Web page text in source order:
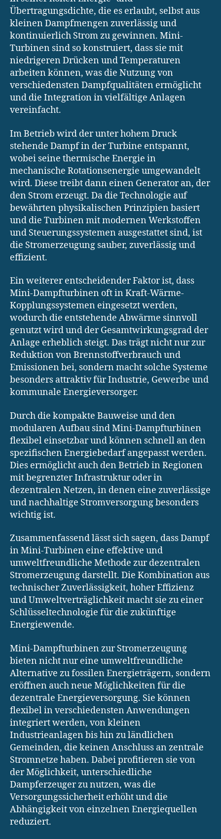
Übertragungsdichte, die es erlaubt, selbst aus
kleinen Dampfmengen zuverlässig und
kontinuierlich Strom zu gewinnen. Mini-
Turbinen sind so konstruiert, dass sie mit
niedrigeren Drücken und Temperaturen
arbeiten können, was die Nutzung von
verschiedensten Dampfqualitäten ermöglicht
und die Integration in vielfältige Anlagen
vereinfacht.
Im Betrieb wird der unter hohem Druck
stehende Dampf in der Turbine entspannt,
wobei seine thermische Energie in
mechanische Rotationsenergie umgewandelt
wird. Diese treibt dann einen Generator an, der
den Strom erzeugt. Da die Technologie auf
bewährten physikalischen Prinzipien basiert
und die Turbinen mit modernen Werkstoffen
und Steuerungssystemen ausgestattet sind, ist
die Stromerzeugung sauber, zuverlässig und
effizient.
Ein weiterer entscheidender Faktor ist, dass
Mini-Dampfturbinen oft in Kraft-Wärme-
Kopplungssystemen eingesetzt werden,
wodurch die entstehende Abwärme sinnvoll
genutzt wird und der Gesamtwirkungsgrad der
Anlage erheblich steigt. Das trägt nicht nur zur
Reduktion von Brennstoffverbrauch und
Emissionen bei, sondern macht solche Systeme
besonders attraktiv für Industrie, Gewerbe und
kommunale Energieversorger.
Durch die kompakte Bauweise und den
modularen Aufbau sind Mini-Dampfturbinen
flexibel einsetzbar und können schnell an den
spezifischen Energiebedarf angepasst werden.
Dies ermöglicht auch den Betrieb in Regionen
mit begrenzter Infrastruktur oder in
dezentralen Netzen, in denen eine zuverlässige
und nachhaltige Stromversorgung besonders
wichtig ist.
Zusammenfassend lässt sich sagen, dass Dampf
in Mini-Turbinen eine effektive und
umweltfreundliche Methode zur dezentralen
Stromerzeugung darstellt. Die Kombination aus
technischer Zuverlässigkeit, hoher Effizienz
und Umweltverträglichkeit macht sie zu einer
Schlüsseltechnologie für die zukünftige
Energiewende.
Mini-Dampfturbinen zur Stromerzeugung
bieten nicht nur eine umweltfreundliche
Alternative zu fossilen Energieträgern, sondern
eröffnen auch neue Möglichkeiten für die
dezentrale Energieversorgung. Sie können
flexibel in verschiedensten Anwendungen
integriert werden, von kleinen
Industrieanlagen bis hin zu ländlichen
Gemeinden, die keinen Anschluss an zentrale
Stromnetze haben. Dabei profitieren sie von
der Möglichkeit, unterschiedliche
Dampferzeuger zu nutzen, was die
Versorgungssicherheit erhöht und die
Abhängigkeit von einzelnen Energiequellen
reduziert.